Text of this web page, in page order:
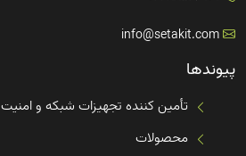
info@setakit.com
پیوندها
تأمین کننده تجهیزات شبکه و امنیت
محصولات